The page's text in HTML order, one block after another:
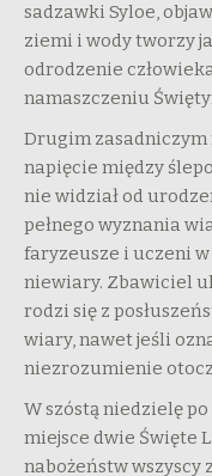
sadzawki Syloe,
ziemi i wody tworzy
odrodzenie
namaszczeniu
Drugim
napięcie między
nie widział od
pełnego wyznania
faryzeusze i uczeni
niewiary. Zbawiciel
rodzi się z
wiary, nawet jeśli
niezrozumienie
W szóstą niedzielę
miejsce dwie Święte
nabożeństw wszyscy